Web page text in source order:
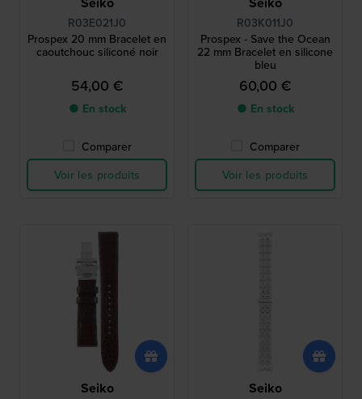
R03E021J0
Prospex 20 mm Bracelet en
caoutchouc siliconé noir
54,00 €
● En stock
Comparer
Voir les produits
R03K011J0
Prospex - Save the Ocean
22 mm Bracelet en silicone
bleu
60,00 €
● En stock
Comparer
Voir les produits
Seiko Seiko